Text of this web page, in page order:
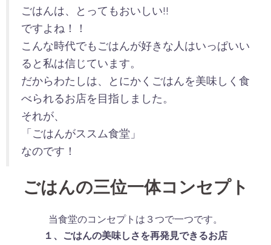
ごはんは、とってもおいしい!!
ですよね！！
こんな時代でもごはんが好きな人はいっぱいい
ると私は信じています。
だからわたしは、とにかくごはんを美味しく食
べられるお店を目指しました。
それが、
「ごはんがススム食堂」
なのです！
ごはんの三位一体コンセプト
当食堂のコンセプトは３つで一つです。
１、ごはんの美味しさを再発見できるお店